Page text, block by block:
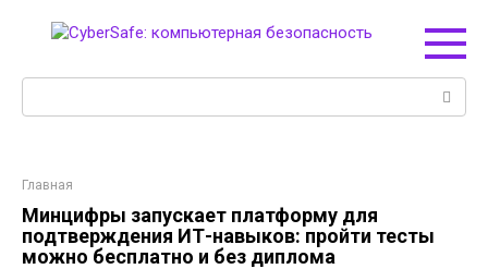
Главная
Минцифры запускает платформу для
подтверждения ИТ-навыков: пройти тесты
можно бесплатно и без диплома